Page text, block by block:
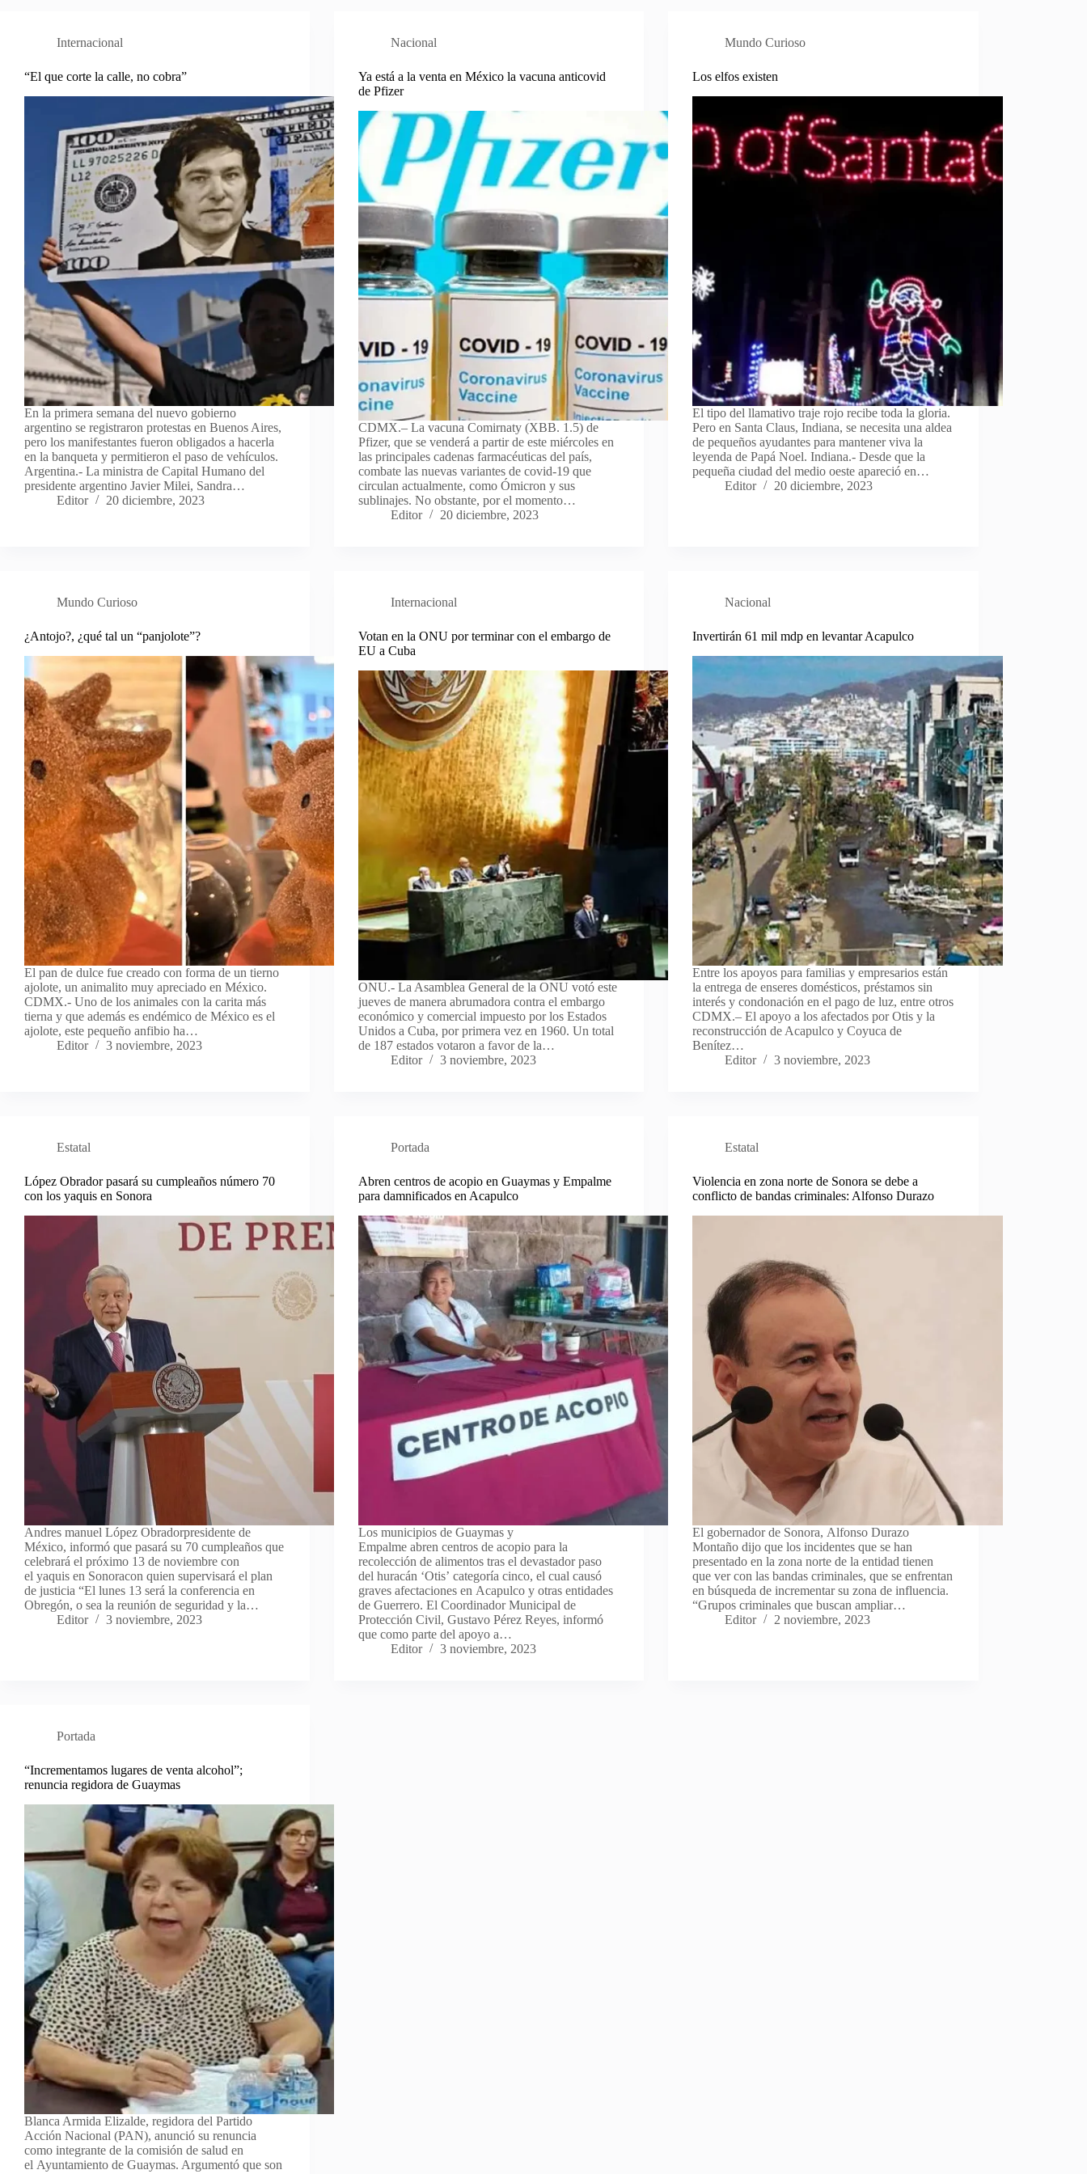
Internacional
“El que corte la calle, no cobra”
En la primera semana del nuevo gobierno
argentino se registraron protestas en Buenos Aires,
pero los manifestantes fueron obligados a hacerla
en la banqueta y permitieron el paso de vehículos.
Argentina.- La ministra de Capital Humano del
presidente argentino Javier Milei, Sandra…
Editor
20 diciembre, 2023
Nacional
Ya está a la venta en México la vacuna anticovid
de Pfizer
CDMX.– La vacuna Comirnaty (XBB. 1.5) de
Pfizer, que se venderá a partir de este miércoles en
las principales cadenas farmacéuticas del país,
combate las nuevas variantes de covid-19 que
circulan actualmente, como Ómicron y sus
sublinajes. No obstante, por el momento…
Editor
20 diciembre, 2023
Mundo Curioso
Los elfos existen
El tipo del llamativo traje rojo recibe toda la gloria.
Pero en Santa Claus, Indiana, se necesita una aldea
de pequeños ayudantes para mantener viva la
leyenda de Papá Noel. Indiana.- Desde que la
pequeña ciudad del medio oeste apareció en…
Editor
20 diciembre, 2023
Mundo Curioso
¿Antojo?, ¿qué tal un “panjolote”?
El pan de dulce fue creado con forma de un tierno
ajolote, un animalito muy apreciado en México.
CDMX.- Uno de los animales con la carita más
tierna y que además es endémico de México es el
ajolote, este pequeño anfibio ha…
Editor
3 noviembre, 2023
Internacional
Votan en la ONU por terminar con el embargo de
EU a Cuba
ONU.- La Asamblea General de la ONU votó este
jueves de manera abrumadora contra el embargo
económico y comercial impuesto por los Estados
Unidos a Cuba, por primera vez en 1960. Un total
de 187 estados votaron a favor de la…
Editor
3 noviembre, 2023
Nacional
Invertirán 61 mil mdp en levantar Acapulco
Entre los apoyos para familias y empresarios están
la entrega de enseres domésticos, préstamos sin
interés y condonación en el pago de luz, entre otros
CDMX.– El apoyo a los afectados por Otis y la
reconstrucción de Acapulco y Coyuca de
Benítez…
Editor
3 noviembre, 2023
Estatal
López Obrador pasará su cumpleaños número 70
con los yaquis en Sonora
Andres manuel López Obradorpresidente de
México, informó que pasará su 70 cumpleaños que
celebrará el próximo 13 de noviembre con
el yaquis en Sonoracon quien supervisará el plan
de justicia “El lunes 13 será la conferencia en
Obregón, o sea la reunión de seguridad y la…
Editor
3 noviembre, 2023
Portada
Abren centros de acopio en Guaymas y Empalme
para damnificados en Acapulco
Los municipios de Guaymas y
Empalme abren centros de acopio para la
recolección de alimentos tras el devastador paso
del huracán ‘Otis’ categoría cinco, el cual causó
graves afectaciones en Acapulco y otras entidades
de Guerrero. El Coordinador Municipal de
Protección Civil, Gustavo Pérez Reyes, informó
que como parte del apoyo a…
Editor
3 noviembre, 2023
Estatal
Violencia en zona norte de Sonora se debe a
conflicto de bandas criminales: Alfonso Durazo
El gobernador de Sonora, Alfonso Durazo
Montaño dijo que los incidentes que se han
presentado en la zona norte de la entidad tienen
que ver con las bandas criminales, que se enfrentan
en búsqueda de incrementar su zona de influencia.
“Grupos criminales que buscan ampliar…
Editor
2 noviembre, 2023
Portada
“Incrementamos lugares de venta alcohol”;
renuncia regidora de Guaymas
Blanca Armida Elizalde, regidora del Partido
Acción Nacional (PAN), anunció su renuncia
como integrante de la comisión de salud en
el Ayuntamiento de Guaymas. Argumentó que son